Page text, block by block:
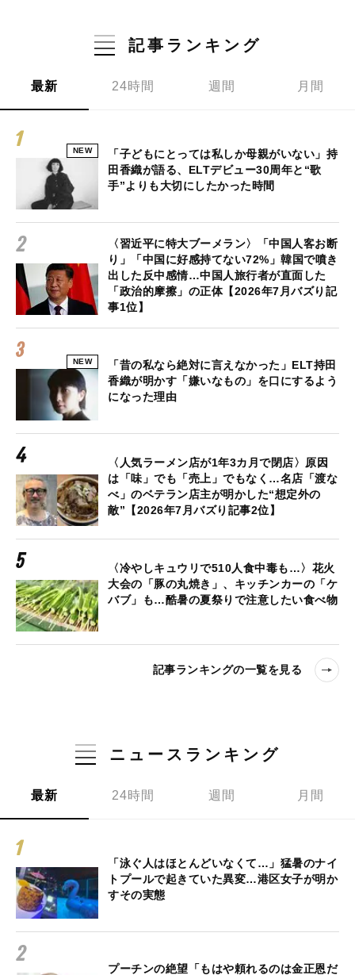
記事ランキング
最新 24時間 週間 月間
NEW
「子どもにとっては私しか母親がいない」持
田香織が語る、ELTデビュー30周年と“歌
手”よりも大切にしたかった時間
〈習近平に特大ブーメラン〉「中国人客お断
り」「中国に好感持てない72%」韓国で噴き
出した反中感情…中国人旅行者が直面した
「政治的摩擦」の正体【2026年7月バズり記
事1位】
NEW
「昔の私なら絶対に言えなかった」ELT持田
香織が明かす「嫌いなもの」を口にするよう
になった理由
〈人気ラーメン店が1年3カ月で閉店〉原因
は「味」でも「売上」でもなく…名店「渡な
べ」のベテラン店主が明かした“想定外の
敵”【2026年7月バズり記事2位】
〈冷やしキュウリで510人食中毒も…〉花火
大会の「豚の丸焼き」、キッチンカーの「ケ
バブ」も…酷暑の夏祭りで注意したい食べ物
記事ランキングの一覧を見る
ニュースランキング
最新 24時間 週間 月間
「泳ぐ人はほとんどいなくて…」猛暑のナイ
トプールで起きていた異変…港区女子が明か
すその実態
プーチンの絶望「もはや頼れるのは金正恩だ